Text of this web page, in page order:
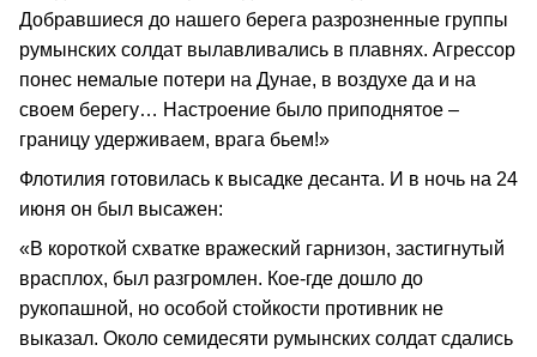
Добравшиеся до нашего берега разрозненные группы
румынских солдат вылавливались в плавнях. Агрессор
понес немалые потери на Дунае, в воздухе да и на
своем берегу… Настроение было приподнятое –
границу удерживаем, врага бьем!»
Флотилия готовилась к высадке десанта. И в ночь на 24
июня он был высажен:
«В короткой схватке вражеский гарнизон, застигнутый
врасплох, был разгромлен. Кое-где дошло до
рукопашной, но особой стойкости противник не
выказал. Около семидесяти румынских солдат сдались